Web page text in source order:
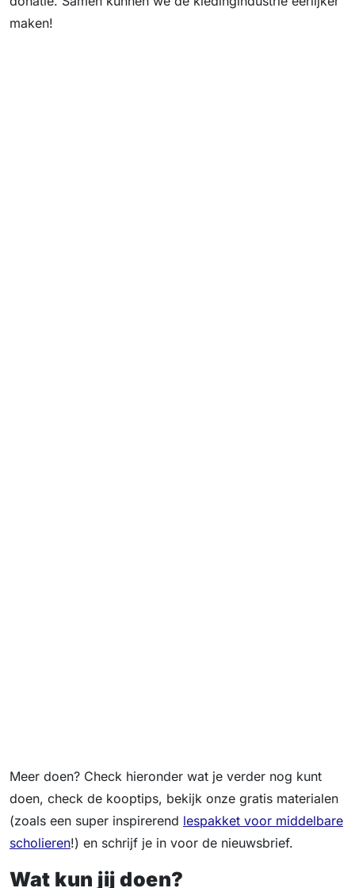
maken!
Meer doen? Check hieronder wat je verder nog kunt
doen, check de kooptips, bekijk onze gratis materialen
(zoals een super inspirerend lespakket voor middelbare
scholieren!) en schrijf je in voor de nieuwsbrief.
Wat kun jij doen?